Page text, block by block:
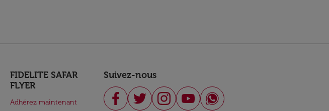
FIDELITE SAFAR
FLYER
Adhérez maintenant
Suivez-nous